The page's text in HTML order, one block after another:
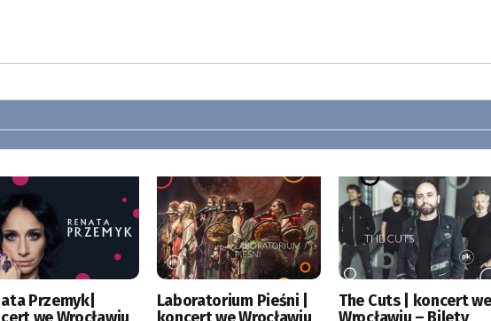
Przemyk|
Laboratorium Pieśni |
The Cuts | koncert we